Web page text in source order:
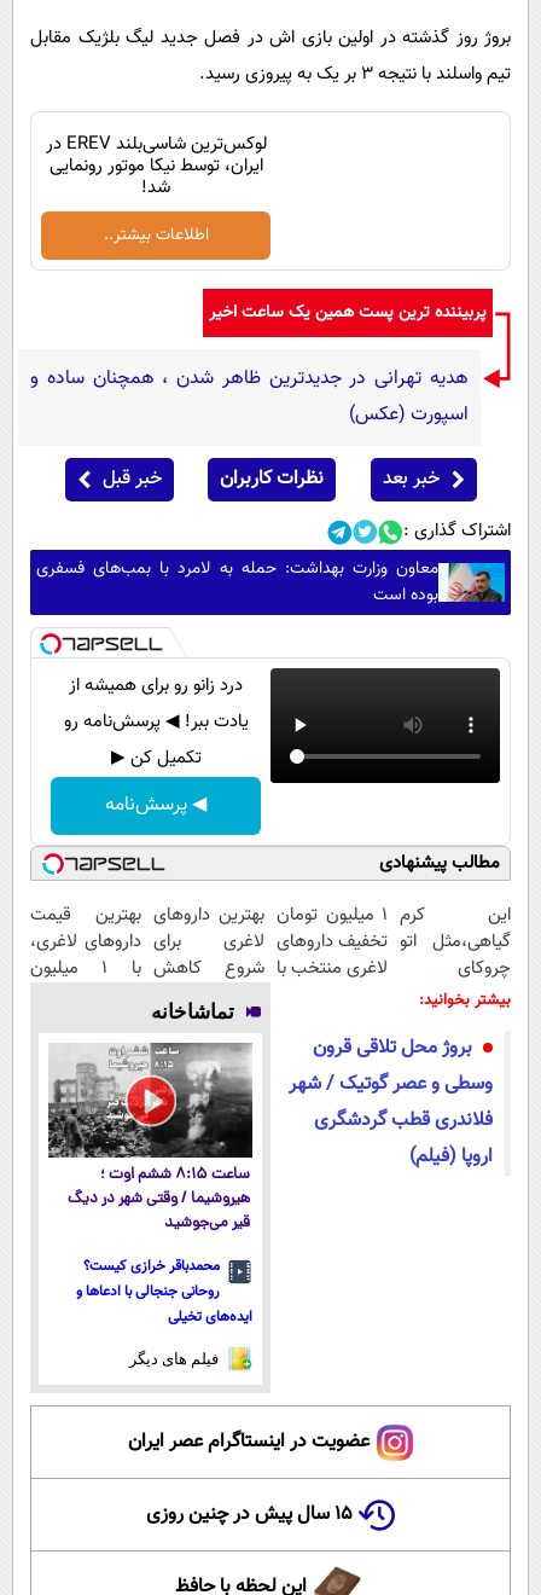
بروژ روز گذشته در اولین بازی اش در فصل جدید لیگ بلژیک مقابل
تیم واسلند با نتیجه 3 بر یک به پیروزی رسید.
لوکس‌ترین شاسی‌بلند EREV در
ایران، توسط نیکا موتور رونمایی
شد!
اطلاعات بیشتر..
پربیننده ترین پست همین یک ساعت اخیر
هدیه تهرانی در جدیدترین ظاهر شدن ، همچنان ساده و
اسپورت (عکس)
خبر بعد نظرات کاربران خبر قبل
اشتراک گذاری :
معاون وزارت بهداشت: حمله به لامرد با بمب‌های فسفری
بوده است
درد زانو رو برای همیشه از
یادت ببر! ◀ پرسش‌نامه رو
تکمیل کن ▶
◀ پرسش‌نامه
مطالب پیشنهادی
این کرم
گیاهی،مثل اتو
چروکای
پوستتوصاف
۱ میلیون تومان
تخفیف داروهای
لاغری منتخب با
نزدیکت
بهترین داروهای
لاغری برای
شروع کاهش
وزن، ارسال از
داروخانه های
نزدیکت!
بهترین قیمت
داروهای لاغری،
با ۱ میلیون
بیشتر بخوانید:
بروژ‌ محل تلاقی قرون
وسطی و عصر گوتیک / شهر
فلاندری قطب گردشگری
اروپا (فیلم)
تماشاخانه
ساعت ۸:۱۵ ششم اوت ؛
هیروشیما / وقتی شهر در دیگ
قیر می‌جوشید
محمدباقر خرازی کیست؟
روحانی جنجالی با ادعاها و
ایده‌های تخیلی
فیلم های دیگر
عضویت در اینستاگرام عصر ایران
۱۵ سال پیش در چنین روزی
این لحظه با حافظ